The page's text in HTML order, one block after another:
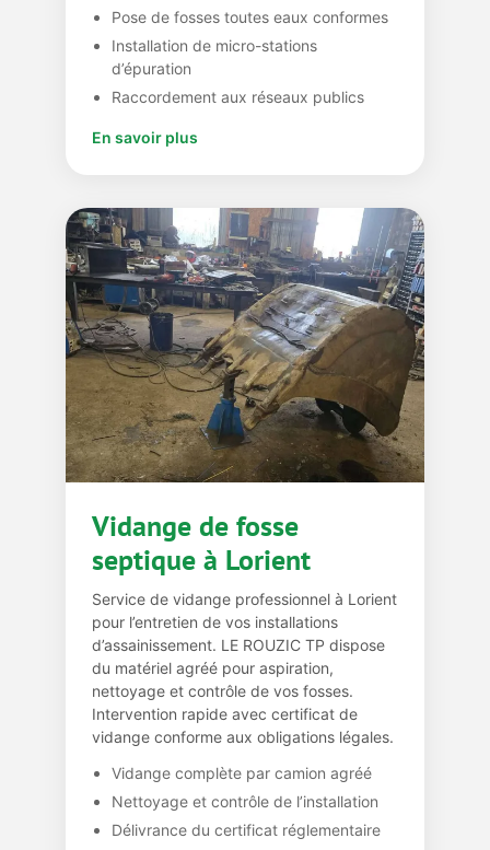
Pose de fosses toutes eaux conformes
Installation de micro-stations
d’épuration
Raccordement aux réseaux publics
En savoir plus
Vidange de fosse
septique à Lorient
Service de vidange professionnel à Lorient
pour l’entretien de vos installations
d’assainissement. LE ROUZIC TP dispose
du matériel agréé pour aspiration,
nettoyage et contrôle de vos fosses.
Intervention rapide avec certificat de
vidange conforme aux obligations légales.
Vidange complète par camion agréé
Nettoyage et contrôle de l’installation
Délivrance du certificat réglementaire